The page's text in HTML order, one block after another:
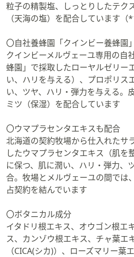
粒子の精製塩、しっとりしたテク
（天海の塩）を配合しています（
〇自社養蜂園「クインビー養蜂園」
クインビーメルヴェーユ専用の自
蜂園」で採取したローヤルゼリー
い、ハリを与える）、プロポリス
い、ツヤ、ハリ・弾力を与える。
ミツ（保湿）を配合しています
〇ウマプラセンタエキスも配合
北海道の契約牧場から仕入れたサ
したウマプラセンタエキス（肌を
に保つ、肌に潤い、ハリ・弾力、
合。牧場とメルヴェーユの間では
占契約を結んでいます
〇ボタニカル成分
イタドリ根エキス、オウゴン根エ
ス、カンゾウ根エキス、チャ葉エ
（CICA(シカ)）、ローズマリー葉